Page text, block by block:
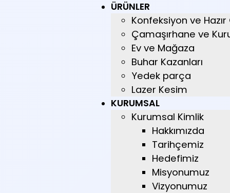
ÜRÜNLER
Konfeksiyon ve
Çamaşırhane ve
Ev ve Mağaza
Buhar Kazanları
Yedek parça
Lazer Kesim
KURUMSAL
Kurumsal Kimlik
Hakkımızda
Tarihçemiz
Hedefimiz
Misyonumuz
Vizyonumuz